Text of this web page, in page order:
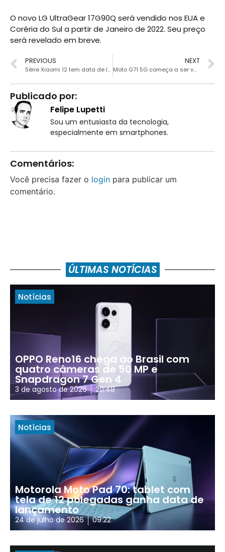
O novo LG UltraGear 17G90Q será vendido nos EUA e
Coréria do Sul a partir de Janeiro de 2022. Seu preço
será revelado em breve.
PREVIOUS
Série Xiaomi 12 tem data de lançamento confirmada
NEXT
Moto G71 5G começa a ser vendido no Brasil por R$ 2.999
Publicado por:
Felipe Lupetti
Sou um entusiasta da tecnologia,
especialmente em smartphones.
Comentários:
Você precisa fazer o login para publicar um
comentário.
ÚLTIMAS NOTÍCIAS
Notícias
OPPO Reno16 chega ao Brasil com
quatro câmeras de 50 MP e
Snapdragon 7 Gen 4
3 de agosto de 2026 20:48
Notícias
Motorola Moto Pad 70: tablet com
tela de 12 polegadas ganha data de
lançamento
24 de julho de 2026 09:22